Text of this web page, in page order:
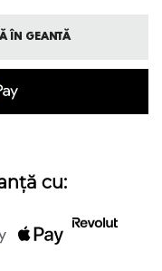
ÎN GEANTĂ
cu: